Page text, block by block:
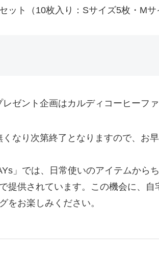
ット（10枚入り：Sサイズ5枚・Mサ
レゼント企画はカルディコーヒーフ
なり次第終了となりますので、お
」では、日常使いのアイテムから
提供されています。この機会に、
をお楽しみください。